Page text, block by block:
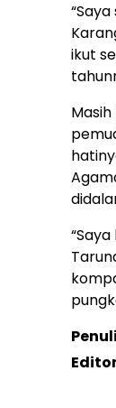
ikut